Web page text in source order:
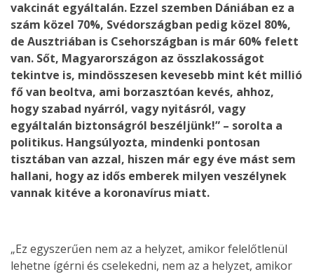
vakcinát egyáltalán. Ezzel szemben Dániában ez a
szám közel 70%, Svédországban pedig közel 80%,
de Ausztriában is Csehországban is már 60% felett
van. Sőt, Magyarországon az összlakosságot
tekintve is, mindösszesen kevesebb mint két millió
fő van beoltva, ami borzasztóan kevés, ahhoz,
hogy szabad nyárról, vagy nyitásról, vagy
egyáltalán biztonságról beszéljünk!” – sorolta a
politikus. Hangsúlyozta, mindenki pontosan
tisztában van azzal, hiszen már egy éve mást sem
hallani, hogy az idős emberek milyen veszélynek
vannak kitéve a koronavírus miatt.
„Ez egyszerűen nem az a helyzet, amikor felelőtlenül
lehetne ígérni és cselekedni, nem az a helyzet, amikor